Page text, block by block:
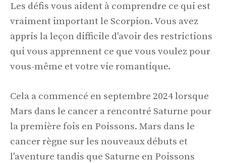
Les défis vous aident à comprendre ce qui est
vraiment important le Scorpion. Vous avez
appris la leçon difficile d'avoir des restrictions
qui vous apprennent ce que vous voulez pour
vous-même et votre vie romantique.
Cela a commencé en septembre 2024 lorsque
Mars dans le cancer a rencontré Saturne pour
la première fois en Poissons. Mars dans le
cancer règne sur les nouveaux débuts et
l'aventure tandis que Saturne en Poissons